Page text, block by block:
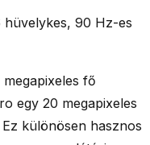
hüvelykes, 90 Hz-es
fő
egy 20 megapixeles
különösen hasznos